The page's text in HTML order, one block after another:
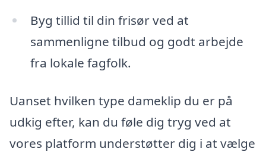
Byg tillid til din frisør ved at
sammenligne tilbud og godt arbejde
fra lokale fagfolk.
Uanset hvilken type dameklip du er på
udkig efter, kan du føle dig tryg ved at
vores platform understøtter dig i at vælge